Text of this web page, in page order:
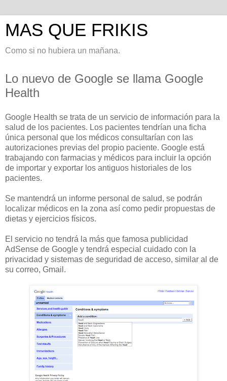
MAS QUE FRIKIS
Como si no hubiera un mañana.
Lo nuevo de Google se llama Google
Health
Google Health se trata de un servicio de información para la
salud de los pacientes. Los pacientes tendrían una ficha
única personal que los médicos consultarían con las
autorizaciones previas del propio paciente. Google está
trabajando con farmacias y médicos para incluir la opción
de importar y exportar los antiguos historiales de los
pacientes.
Se mantendrá un informe personal de salud, se podrán
localizar médicos en la zona así como pedir propuestas de
dietas y ejercicios físicos.
El servicio no tendrá la más que famosa publicidad
AdSense de Google y tendrá especial cuidado con la
privacidad y sistemas de seguridad de acceso, similar al de
su correo, Gmail.